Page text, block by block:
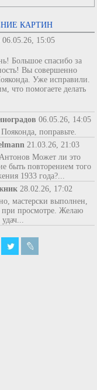
КАРТИН
06.05.26, 15:05
Большое спасибо за
Вы совершенно
Уже исправили.
что помогаете делать
06.05.26, 14:05
поправьте.
21.03.26, 21:03
Может ли это
быть повторением того
1933 года?...
28.02.26, 17:02
мастерски выполнен,
при просмотре. Желаю